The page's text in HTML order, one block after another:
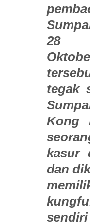
28
tegak
Kong
kasur
dan